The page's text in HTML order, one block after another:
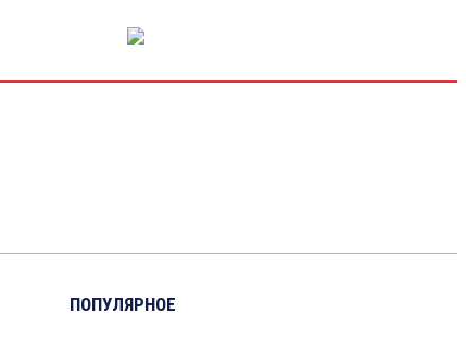
ПОПУЛЯРНОЕ